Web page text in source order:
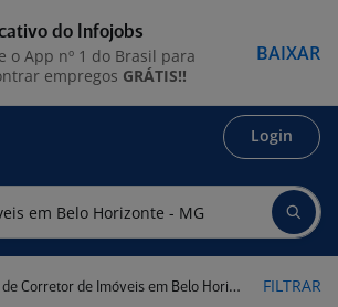
Login
de Imóveis em Belo Horizonte - MG FILTRAR
do Infojobs
o App nº 1 do Brasil para
empregos GRÁTIS!!
BAIXAR